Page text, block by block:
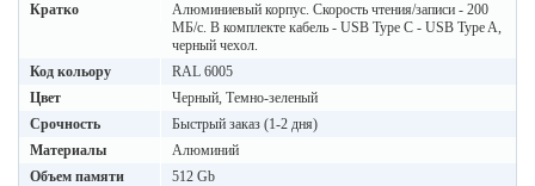
Кратко
Алюминиевый корпус. Скорость чтения/записи - 200
МБ/с. В комплекте кабель - USB Type C - USB Type A,
черный чехол.
Код кольору
RAL 6005
Цвет
Черный, Темно-зеленый
Срочность
Быстрый заказ (1-2 дня)
Материалы
Алюминий
Объем памяти
512 Gb